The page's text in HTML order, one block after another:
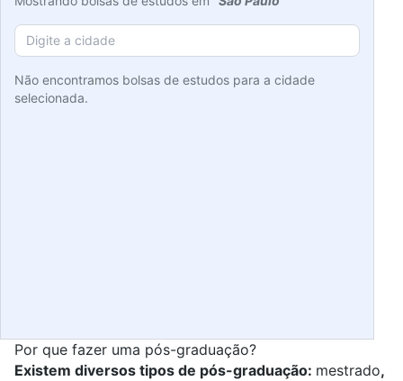
Não encontramos bolsas de estudos para a cidade
selecionada.
Por que fazer uma pós-graduação?
Existem diversos tipos de pós-graduação: mestrado,